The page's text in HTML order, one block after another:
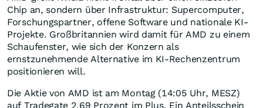
Chip an, sondern über Infrastruktur: Supercomputer,
Forschungspartner, offene Software und nationale KI-
Projekte. Großbritannien wird damit für AMD zu einem
Schaufenster, wie sich der Konzern als
ernstzunehmende Alternative im KI-Rechenzentrum
positionieren will.
Die Aktie von AMD ist am Montag (14:05 Uhr, MESZ)
auf Tradegate 2,69 Prozent im Plus. Ein Anteilsschein